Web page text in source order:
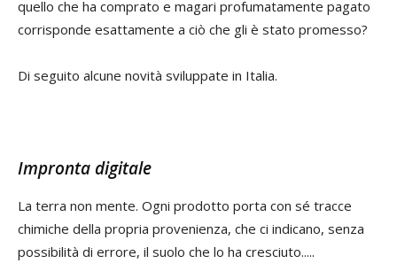
quello che ha comprato e magari profumatamente pagato
corrisponde esattamente a ciò che gli è stato promesso?
Di seguito alcune novità sviluppate in Italia.
Impronta digitale
La terra non mente. Ogni prodotto porta con sé tracce
chimiche della propria provenienza, che ci indicano, senza
possibilità di errore, il suolo che lo ha cresciuto.....